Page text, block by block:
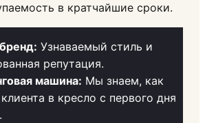
в кратчайшие сроки.
Узнаваемый стиль и
репутация.
машина: Мы знаем, как
в кресло с первого дня